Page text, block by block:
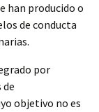
han producido o
de conducta
por
objetivo no es